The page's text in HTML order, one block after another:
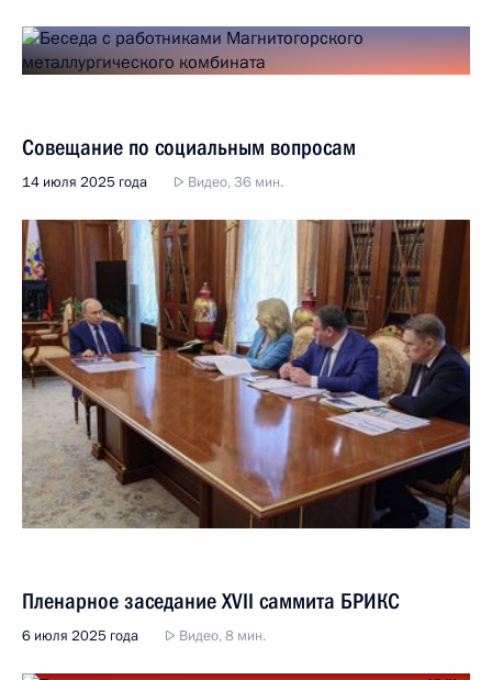
Совещание по социальным вопросам
14 июля 2025 года Видео, 36 мин.
Пленарное заседание XVII саммита БРИКС
6 июля 2025 года Видео, 8 мин.